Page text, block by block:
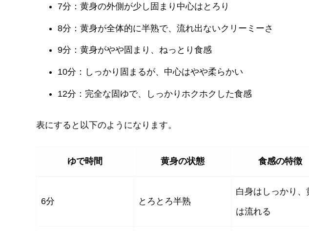
7分：黄身の外側が少し固まり中心はとろり
8分：黄身が全体的に半熟で、流れ出ないクリーミーさ
9分：黄身がやや固まり、ねっとり食感
10分：しっかり固まるが、中心はやや柔らかい
12分：完全な固ゆで、しっかりホクホクした食感
表にすると以下のようになります。
ゆで時間 黄身の状態 食感の特徴
6分 とろとろ半熟
白身はしっかり、
は流れる